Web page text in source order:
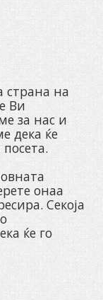
страна на
Ви
за нас и
дека ќе
онаа
Секоја
ќе го